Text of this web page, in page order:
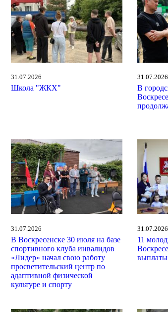
31.07.2026
Школа "ЖКХ"
31.07.2026
В
31.07.2026
В Воскресенске 30 июля на базе
спортивного клуба инвалидов
«Лидер» начал свою работу
просветительский центр по
адаптивной физической
культуре и спорту
31.07.2026
11
выплаты